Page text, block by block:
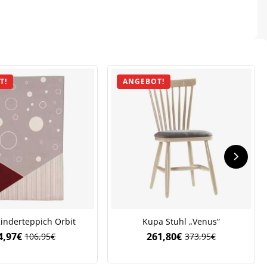
Orbit
106,95€
Ursprünglicher
war:
€ Aktueller
ist:
ANGEBOT!
Kupa Stuhl „Venus“
373,95€
Ursprünglicher
war:
261,80€Aktueller
ist: